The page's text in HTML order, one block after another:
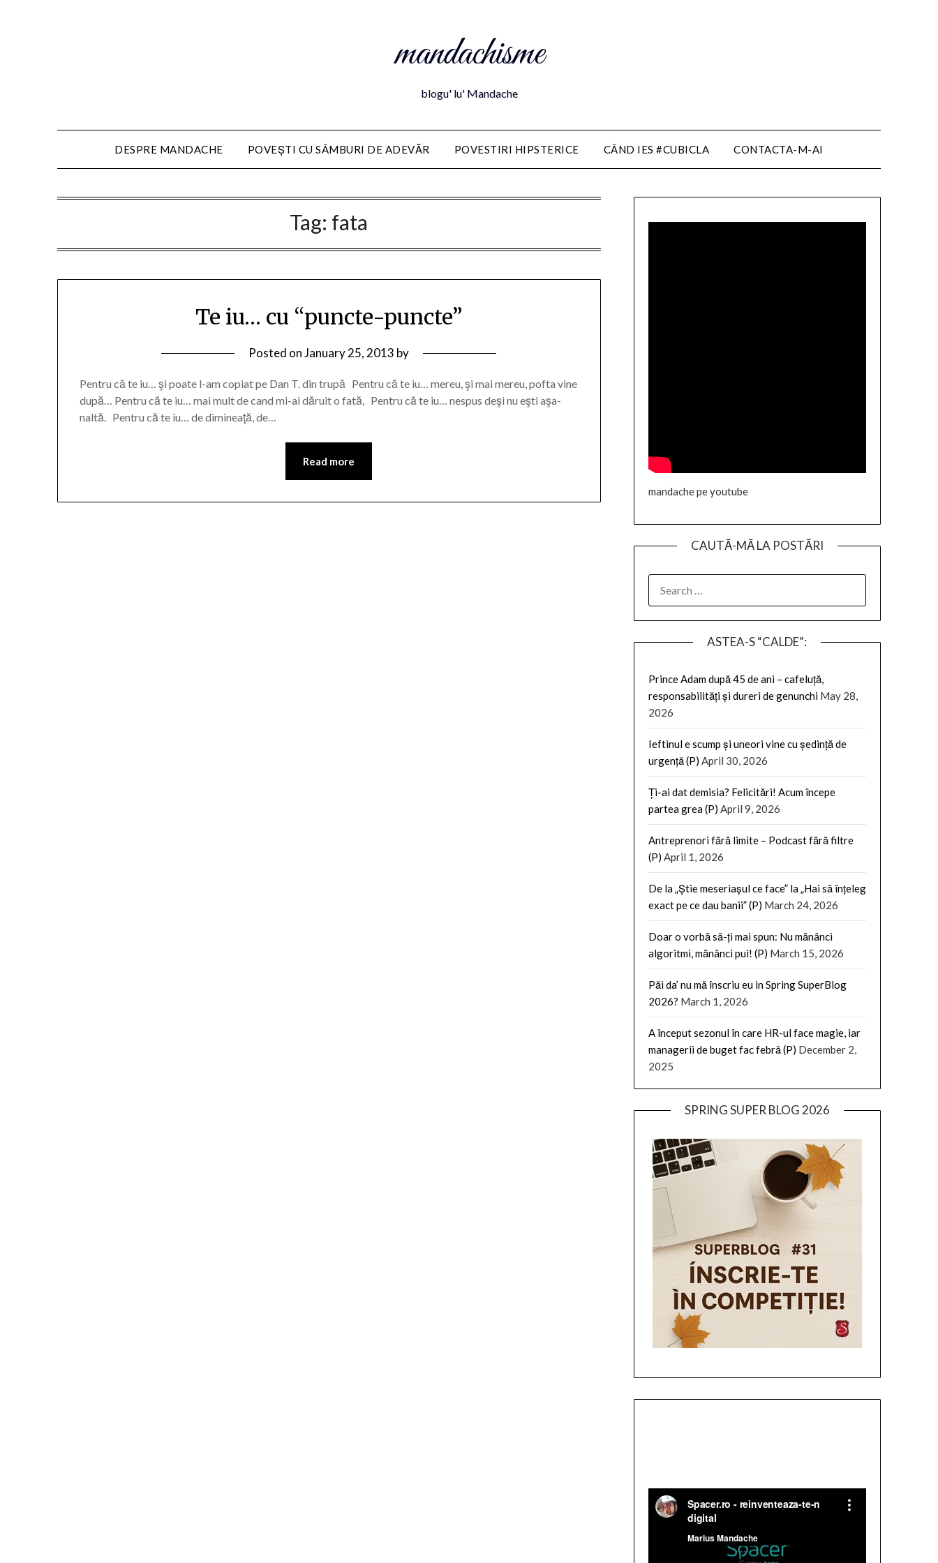
mandachisme
blogu' lu' Mandache
DESPRE MANDACHE POVEȘTI CU SÂMBURI DE ADEVĂR POVESTIRI HIPSTERICE CÂND IES #CUBICLA CONTACTA-M-AI
Tag: fata
Te iu… cu “puncte-puncte”
Posted onJanuary 25, 2013 by
Pentru că te iu… şi poate l-am copiat pe Dan T. din trupă Pentru că te iu… mereu, şi mai mereu, pofta vine
după… Pentru că te iu… mai mult de cand mi-ai dăruit o fată, Pentru că te iu… nespus deşi nu eşti aşa-
naltă. Pentru că te iu… de dimineaţă, de…
Read more
mandache pe youtube
CAUTĂ-MĂ LA POSTĂRI
FOR:
ASTEA-S “CALDE”:
Prince Adam după 45 de ani – cafeluță,
responsabilități și dureri de genunchi May 28,
2026
Ieftinul e scump și uneori vine cu ședință de
urgență (P) April 30, 2026
Ți-ai dat demisia? Felicitări! Acum începe
partea grea (P) April 9, 2026
Antreprenori fără limite – Podcast fără filtre
(P) April 1, 2026
De la „Știe meseriașul ce face” la „Hai să înțeleg
exact pe ce dau banii” (P) March 24, 2026
Doar o vorbă să-ți mai spun: Nu mănânci
algoritmi, mănânci pui! (P) March 15, 2026
Păi da’ nu mă înscriu eu in Spring SuperBlog
2026? March 1, 2026
A început sezonul în care HR-ul face magie, iar
managerii de buget fac febră (P) December 2,
2025
SPRING SUPER BLOG 2026